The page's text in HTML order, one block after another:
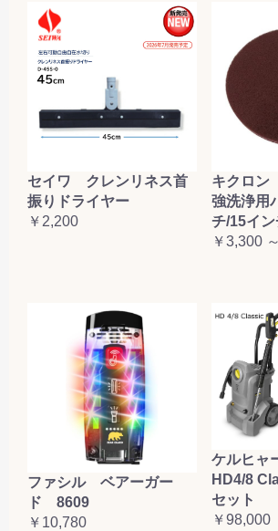
セイワ クレンリネス首
振りドライヤー
￥2,200
キクロン
強洗浄用
チ/15イン
￥3,300
ファシル ベアーガー
ド 8609
￥10,780
ケルヒャ
HD4/8
セット
￥98,000